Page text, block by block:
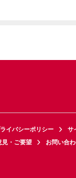
イバシーポリシー サ
見・ご要望 お問い合